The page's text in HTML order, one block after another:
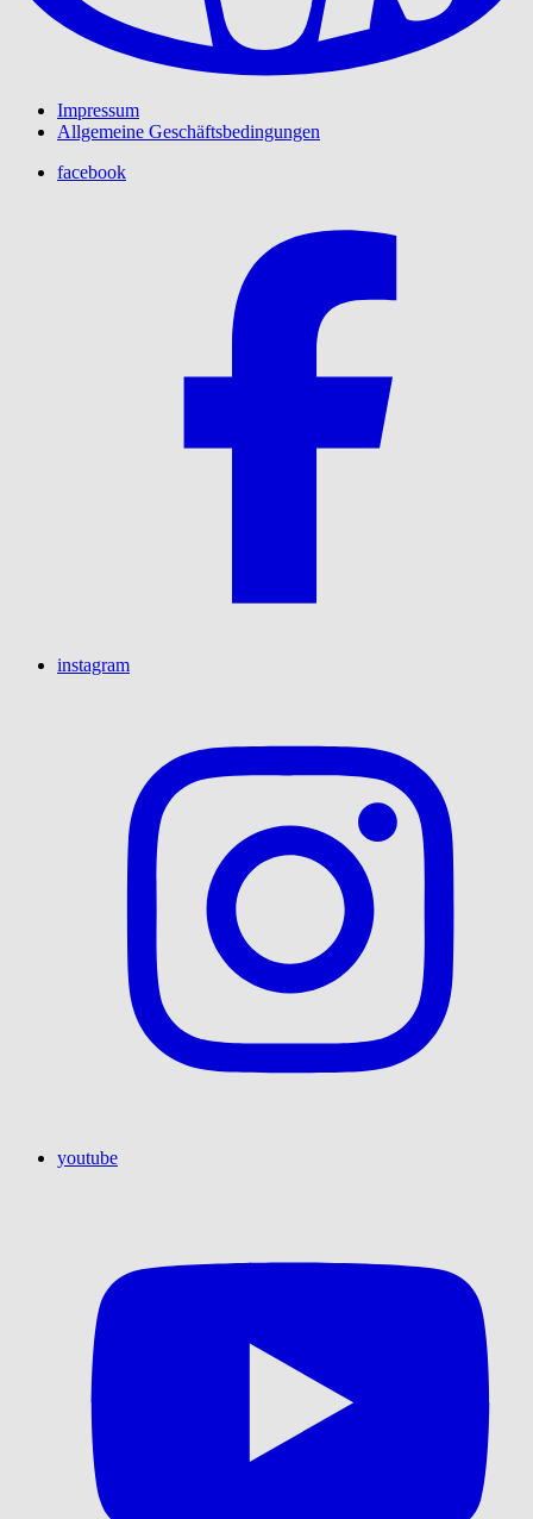
Impressum
Allgemeine Geschäftsbedingungen
facebook
instagram
youtube